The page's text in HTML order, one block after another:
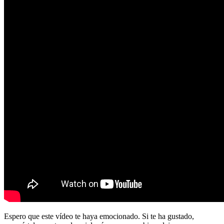
Espero que este vídeo te haya emocionado. Si te ha gustado,